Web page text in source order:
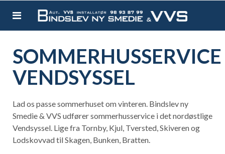
SOMMERHUSSERVICE
VENDSYSSEL
Lad os passe sommerhuset om vinteren. Bindslev ny
Smedie & VVS udfører sommerhusservice i det nordøstlige
Vendsyssel. Lige fra Tornby, Kjul, Tversted, Skiveren og
Lodskovvad til Skagen, Bunken, Bratten.